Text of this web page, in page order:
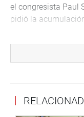
el congresista Paul
pidió la
que todos los
beneficio de los
LEY UNIVERSITARIA